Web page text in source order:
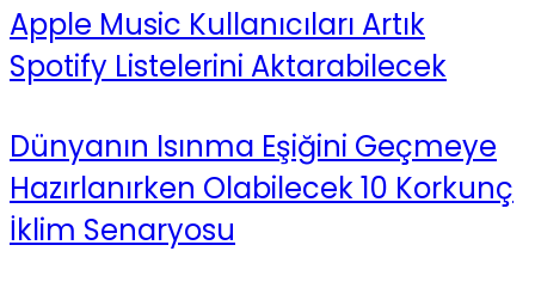
Apple Music Kullanıcıları Artık
Spotify Listelerini Aktarabilecek
Dünyanın Isınma Eşiğini Geçmeye
Hazırlanırken Olabilecek 10 Korkunç
İklim Senaryosu